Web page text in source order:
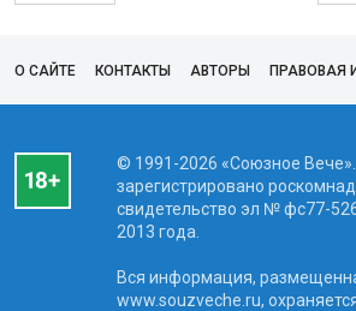
О САЙТЕ КОНТАКТЫ АВТОРЫ ПРАВОВАЯ
© 1991-2026 «Союзное
зарегистрировано
свидетельство эл № фc77-
2013 года.
Вся информация,
www.souzveche.ru,